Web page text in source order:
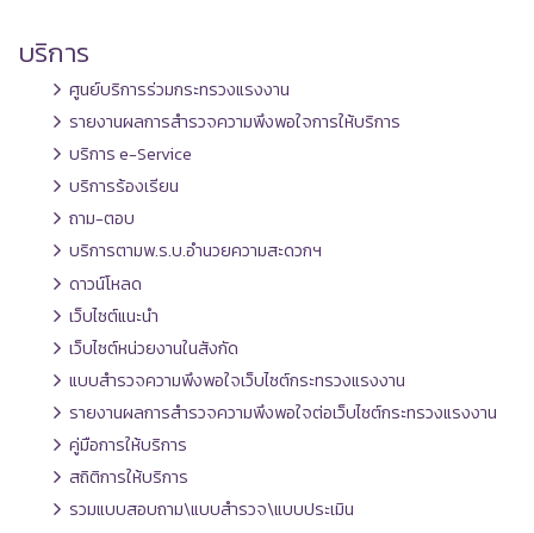
บริการ
ศูนย์บริการร่วมกระทรวงแรงงาน
รายงานผลการสำรวจความพึงพอใจการให้บริการ
บริการ e-Service
บริการร้องเรียน
ถาม-ตอบ
บริการตามพ.ร.บ.อำนวยความสะดวกฯ
ดาวน์โหลด
เว็บไซต์แนะนำ
เว็บไซต์หน่วยงานในสังกัด
แบบสำรวจความพึงพอใจเว็บไซต์กระทรวงแรงงาน
รายงานผลการสำรวจความพึงพอใจต่อเว็บไซต์กระทรวงแรงงาน
คู่มือการให้บริการ
สถิติการให้บริการ
รวมแบบสอบถาม\แบบสำรวจ\แบบประเมิน